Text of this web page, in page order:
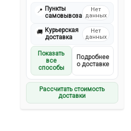
📍 Пункты
самовывоза
Нет
данных
🚚 Курьерская
доставка
Нет
данных
Показать
все
способы
Подробнее
о доставке
Рассчитать стоимость
доставки